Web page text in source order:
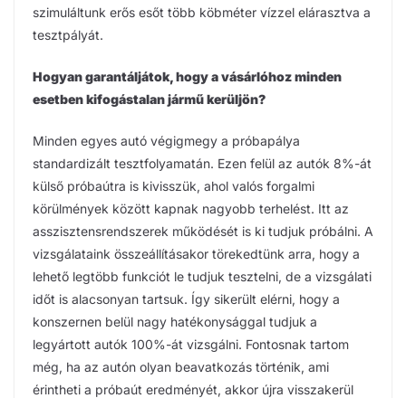
szimuláltunk erős esőt több köbméter vízzel elárasztva a
tesztpályát.
Hogyan garantáljátok, hogy a vásárlóhoz minden
esetben kifogástalan jármű kerüljön?
Minden egyes autó végigmegy a próbapálya
standardizált tesztfolyamatán. Ezen felül az autók 8%-át
külső próbaútra is kivisszük, ahol valós forgalmi
körülmények között kapnak nagyobb terhelést. Itt az
asszisztensrendszerek működését is ki tudjuk próbálni. A
vizsgálataink összeállításakor törekedtünk arra, hogy a
lehető legtöbb funkciót le tudjuk tesztelni, de a vizsgálati
időt is alacsonyan tartsuk. Így sikerült elérni, hogy a
konszernen belül nagy hatékonysággal tudjuk a
legyártott autók 100%-át vizsgálni. Fontosnak tartom
még, ha az autón olyan beavatkozás történik, ami
érintheti a próbaút eredményét, akkor újra visszakerül